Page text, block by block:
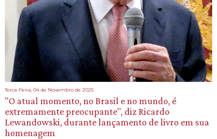
Terca-Feira, 04 de Novembro de 2025
"O atual momento, no Brasil e no mundo, é
extremamente preocupante", diz Ricardo
Lewandowski, durante lançamento de livro em sua
homenagem